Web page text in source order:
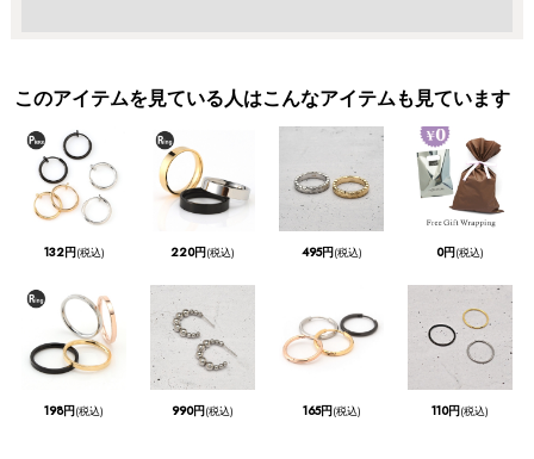
このアイテムを見ている人はこんなアイテムも見ています
132円(税込) 220円(税込) 495円(税込) 0円(税込)
198円(税込) 990円(税込) 165円(税込) 110円(税込)